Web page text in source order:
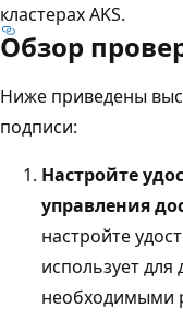
кластерах AKS.
Обзор
Ниже приведены
подписи:
Настройте
управления
настройте
использует для
необходимыми